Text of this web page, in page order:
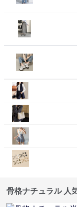
骨格ナチュラル 人